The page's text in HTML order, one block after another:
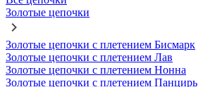
Золотые цепочки
Золотые цепочки с плетением Бисмарк
Золотые цепочки с плетением Лав
Золотые цепочки с плетением Нонна
Золотые цепочки с плетением Панцирь